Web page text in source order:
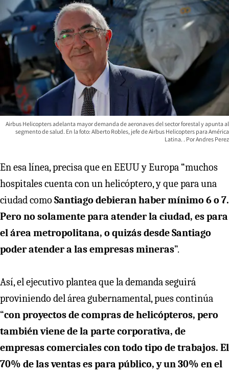
Airbus Helicopters adelanta mayor demanda de aeronaves del sector forestal y apunta al
segmento de salud. En la foto: Alberto Robles, jefe de Airbus Helicopters para América
Latina.
Andres Perez
En esa línea, precisa que en EEUU y Europa “muchos
hospitales cuenta con un helicóptero, y que para una
ciudad como Santiago debieran haber mínimo 6 o 7.
Pero no solamente para atender la ciudad, es para
el área metropolitana, o quizás desde Santiago
poder atender a las empresas mineras”.
Así, el ejecutivo plantea que la demanda seguirá
proviniendo del área gubernamental, pues continúa
“con proyectos de compras de helicópteros, pero
también viene de la parte corporativa, de
empresas comerciales con todo tipo de trabajos. El
70% de las ventas es para público, y un 30% en el